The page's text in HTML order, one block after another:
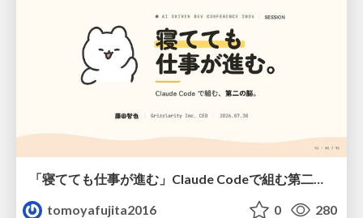
tomoyafujita2016
0 280